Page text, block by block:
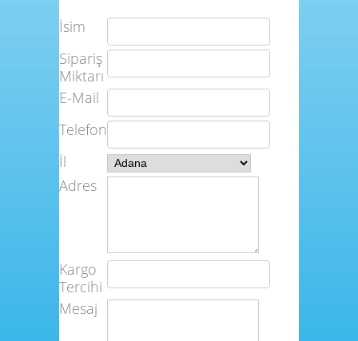
İsim
Sipariş
Miktarı
E-Mail
Telefon
İl
Adres
Kargo
Tercihi
Mesaj